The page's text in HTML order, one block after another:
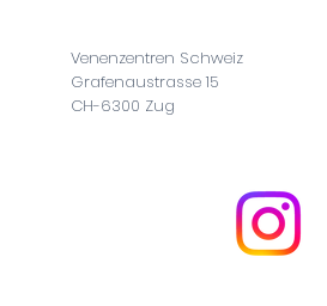
Venenzentren Schweiz
Grafenaustrasse 15
CH-6300 Zug